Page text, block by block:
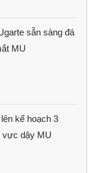
sẵn sàng đá
MU
kế hoạch 3
vực dậy MU